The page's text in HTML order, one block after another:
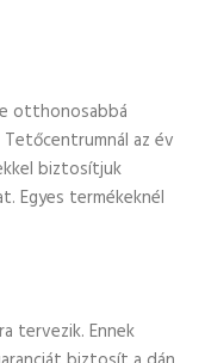
otthonosabbá
az év
biztosítjuk
Egyes termékeknél
tervezik. Ennek